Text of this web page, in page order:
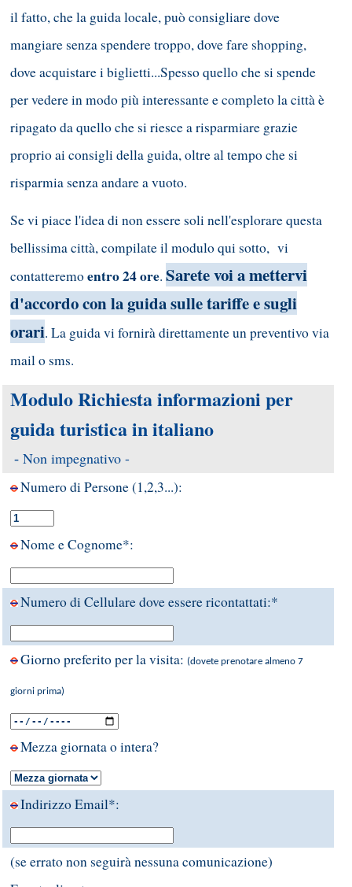
il fatto, che la guida locale, può consigliare dove
mangiare senza spendere troppo, dove fare shopping,
dove acquistare i biglietti...Spesso quello che si spende
per vedere in modo più interessante e completo la città è
ripagato da quello che si riesce a risparmiare grazie
proprio ai consigli della guida, oltre al tempo che si
risparmia senza andare a vuoto.
Se vi piace l'idea di non essere soli nell'esplorare questa
bellissima città, compilate il modulo qui sotto, vi
contatteremoentro 24 ore. Sarete voi a mettervi
d'accordo con la guida sulle tariffe e sugli
orari. La guida vi fornirà direttamente un preventivo via
mail o sms.
Modulo Richiesta informazioni per
guida turistica in italiano
- Non impegnativo -
Numero di Persone (1,2,3...):
Nome e Cognome*:
Numero di Cellulare dove essere ricontattati:*
Giorno preferito per la visita: (dovete prenotare almeno 7
giorni prima)
Mezza giornata o intera?
Indirizzo Email*:
(se errato non seguirà nessuna comunicazione)